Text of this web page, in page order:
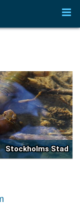
Stockholms Stad